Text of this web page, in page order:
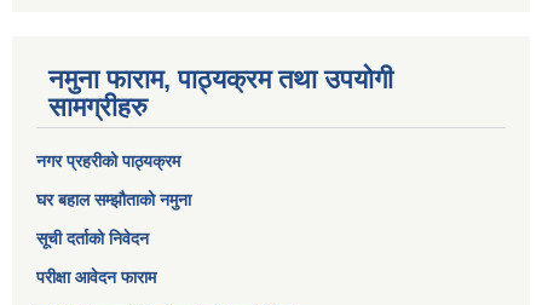
नमुना फाराम, पाठ्यक्रम तथा उपयोगी
सामग्रीहरु
नगर प्रहरीको पाठ्यक्रम
घर बहाल सम्झौताको नमुना
सूची दर्ताको निवेदन
परीक्षा आवेदन फाराम